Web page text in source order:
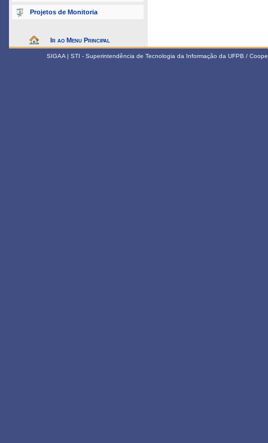
Projetos de Monitoria
Ir ao Menu Principal
SIGAA | STI - Superintendência de Tecnologia da Informação da UFPB /